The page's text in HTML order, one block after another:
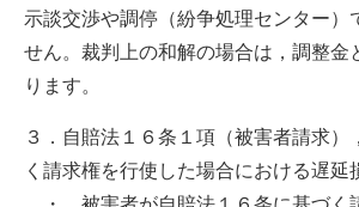
示談交渉や調停（紛争処理センター
せん。裁判上の和解の場合は，調整
ります。
３．自賠法１６条１項（被害者請求
く請求権を行使した場合における遅延